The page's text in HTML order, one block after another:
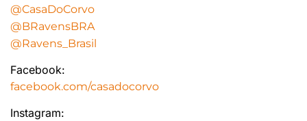
@CasaDoCorvo
@BRavensBRA
@Ravens_Brasil
Facebook:
facebook.com/casadocorvo
Instagram: